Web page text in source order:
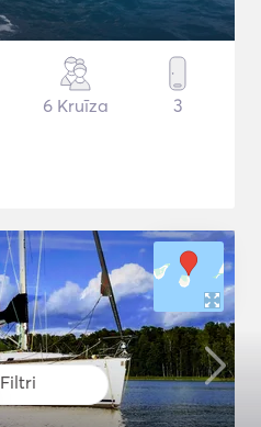
Filtri
6 Kruīza 3